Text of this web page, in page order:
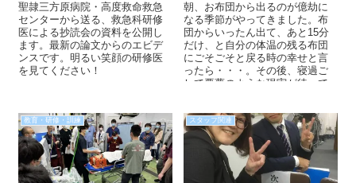
聖隷三方原病院・高度救命救急
センターから送る、救急科研修
医による抄読会の資料を公開し
ます。最新の論文からのエビデ
ンスです。明るい笑顔の研修医
を見てください！
朝、お布団から出るのが億劫に
なる季節がやってきました。布
団からいったん出て、あと15分
だけ、と自分の体温の残る布団
にごそごそと戻る時の幸せと言
ったら・・・。その後、寝過ご
して悪夢のような現実が待って
教育・研修・訓練 スタッフ関連